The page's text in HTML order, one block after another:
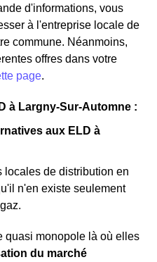
d'informations, vous
à l'entreprise locale de
commune. Néanmoins,
offres dans votre
page.
à Largny-Sur-Automne :
aux ELD à
locales de distribution en
n'en existe seulement
quasi monopole là où elles
du marché